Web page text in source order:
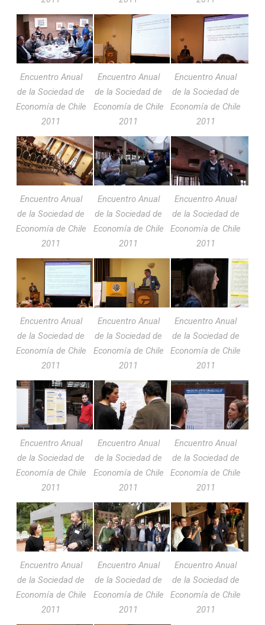
Encuentro Anual
de la Sociedad de
Economía de Chile
2011
Encuentro Anual
de la Sociedad de
Economía de Chile
2011
Encuentro Anual
de la Sociedad de
Economía de Chile
2011
Encuentro Anual
de la Sociedad de
Economía de Chile
2011
Encuentro Anual
de la Sociedad de
Economía de Chile
2011
Encuentro Anual
de la Sociedad de
Economía de Chile
2011
Encuentro Anual
de la Sociedad de
Economía de Chile
2011
Encuentro Anual
de la Sociedad de
Economía de Chile
2011
Encuentro Anual
de la Sociedad de
Economía de Chile
2011
Encuentro Anual
de la Sociedad de
Economía de Chile
2011
Encuentro Anual
de la Sociedad de
Economía de Chile
2011
Encuentro Anual
de la Sociedad de
Economía de Chile
2011
Encuentro Anual
de la Sociedad de
Economía de Chile
2011
Encuentro Anual
de la Sociedad de
Economía de Chile
2011
Encuentro Anual
de la Sociedad de
Economía de Chile
2011